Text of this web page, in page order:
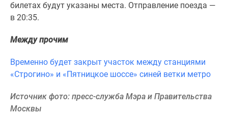
Ипотечный
калькулятор
ипотека
ипотека
Банки
программы
билетах будут указаны места. Отправление поезда —
в 20:35.
Между прочим
Временно будет закрыт участок между станциями
«Строгино» и «Пятницкое шоссе» синей ветки метро
Источник фото: пресс-служба Мэра и Правительства
Москвы